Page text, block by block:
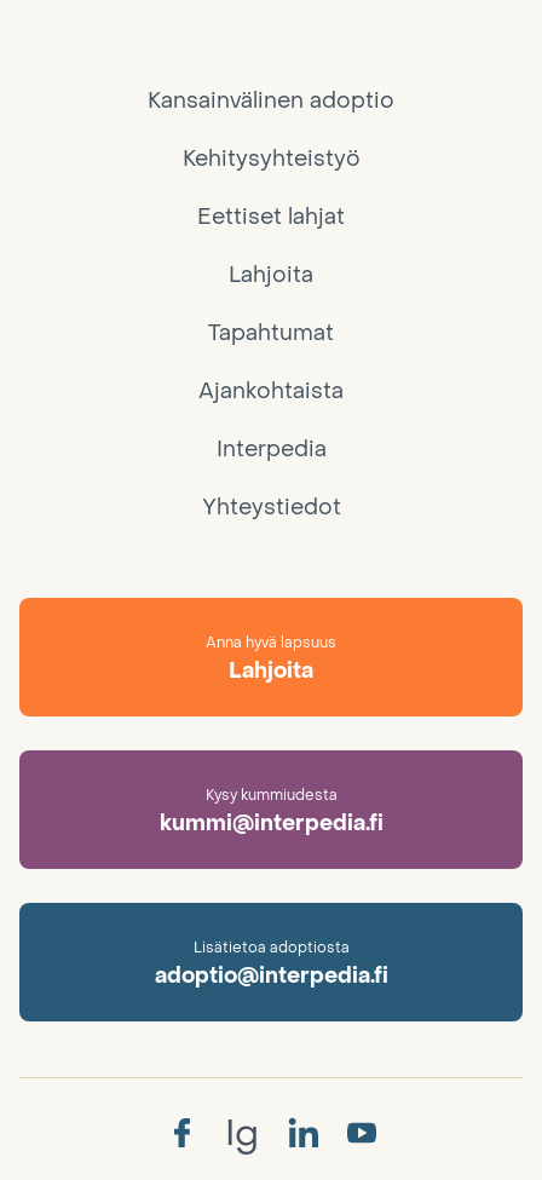
Kansainvälinen adoptio
Kehitysyhteistyö
Eettiset lahjat
Lahjoita
Tapahtumat
Ajankohtaista
Interpedia
Yhteystiedot
Anna hyvä lapsuus
Lahjoita
Kysy kummiudesta
kummi@interpedia.fi
Lisätietoa adoptiosta
adoptio@interpedia.fi
Ig